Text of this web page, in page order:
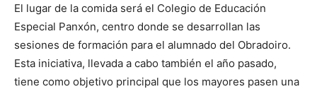
El lugar de la comida será el Colegio de Educación
Especial Panxón, centro donde se desarrollan las
sesiones de formación para el alumnado del Obradoiro.
Esta iniciativa, llevada a cabo también el año pasado,
tiene como objetivo principal que los mayores pasen una